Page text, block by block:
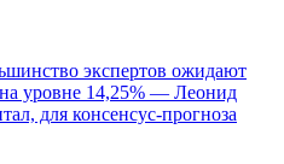
экспертов ожидают
уровне 14,25% — Леонид
для консенсус-прогноза